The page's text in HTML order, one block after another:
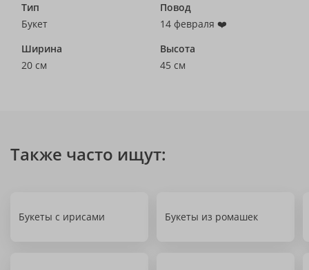
Тип
Букет
Повод
14 февраля ❤️
Ширина
20 см
Высота
45 см
Также часто ищут:
Букеты с ирисами Букеты из ромашек